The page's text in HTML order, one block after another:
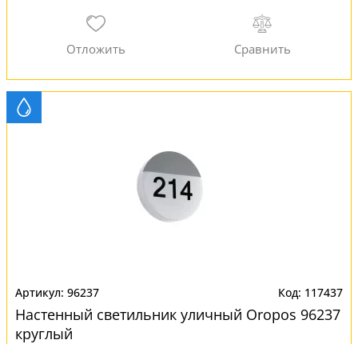
96237 117437
Настенный светильник уличный Oropos 96237
круглый